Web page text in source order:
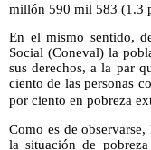
millón 590 mil 583 (1.3
En el mismo sentido,
Social (Coneval) la
sus derechos, a la par
ciento de las personas
por ciento en pobreza
Como es de
la situación de